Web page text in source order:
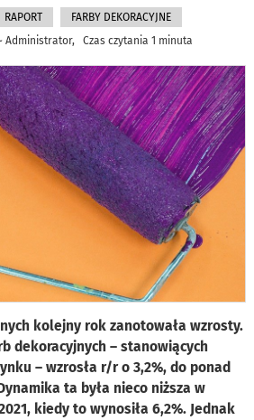
RAPORT
FARBY DEKORACYJNE
Administrator, Czas czytania 1 minuta
kolejny rok zanotowała wzrosty.
dekoracyjnych – stanowiących
– wzrosła r/r o 3,2%, do ponad
ta była nieco niższa w
kiedy to wynosiła 6,2%. Jednak